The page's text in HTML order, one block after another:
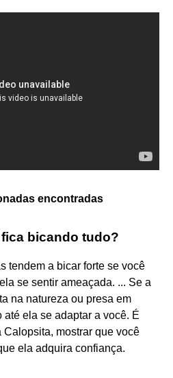
encontradas
bicando tudo?
tendem a bicar forte se você
se sentir ameaçada. ... Se a
na natureza ou presa em
ela se adaptar a você. É
mostrar que você
ela adquira confiança.